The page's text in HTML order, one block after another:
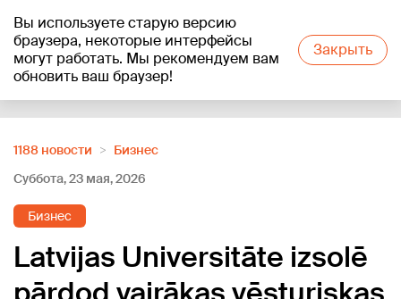
Вы используете старую версию
браузера, некоторые интерфейсы
могут работать. Мы рекомендуем вам
обновить ваш браузер!
Закрыть
+25°C
1188 новости
Бизнес
Суббота, 23 мая, 2026
Бизнес
Latvijas Universitāte izsolē